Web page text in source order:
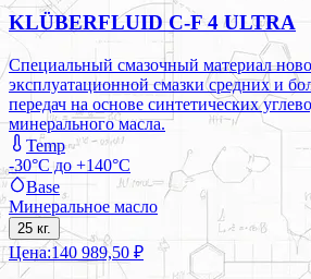
KLÜBERFLUID C-F 4 ULTRA
Специальный смазочный материал
эксплуатационной смазки средних и
передач на основе синтетических
минерального масла.
Temp
-30°C до +140°C
Base
Минеральное масло
25 кг.
Цена:140 989,50 ₽